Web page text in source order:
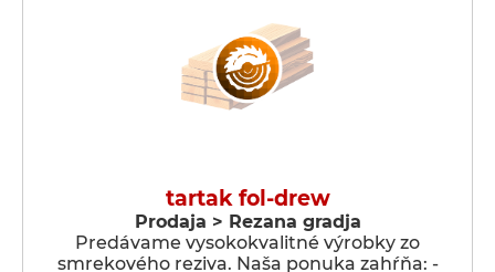
tartak fol-drew
Prodaja > Rezana gradja
Predávame vysokokvalitné výrobky zo
smrekového reziva. Naša ponuka zahŕňa: -